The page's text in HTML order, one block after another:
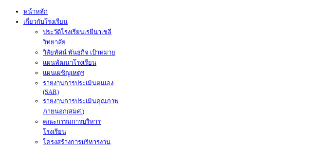
หน้าหลัก
เกี่ยวกับโรงเรียน
ประวัติโรงเรียนเรยีนาเชลี
วิทยาลัย
วิสัยทัศน์ พันธกิจ เป้าหมาย
แผนพัฒนาโรงเรียน
แผนเผชิญเหตุฯ
รายงานการประเมินตนเอง
(SAR)
รายงานการประเมินคุณภาพ
ภายนอก(สมศ.)
คณะกรรมการบริหาร
โรงเรียน
โครงสร้างการบริหารงาน